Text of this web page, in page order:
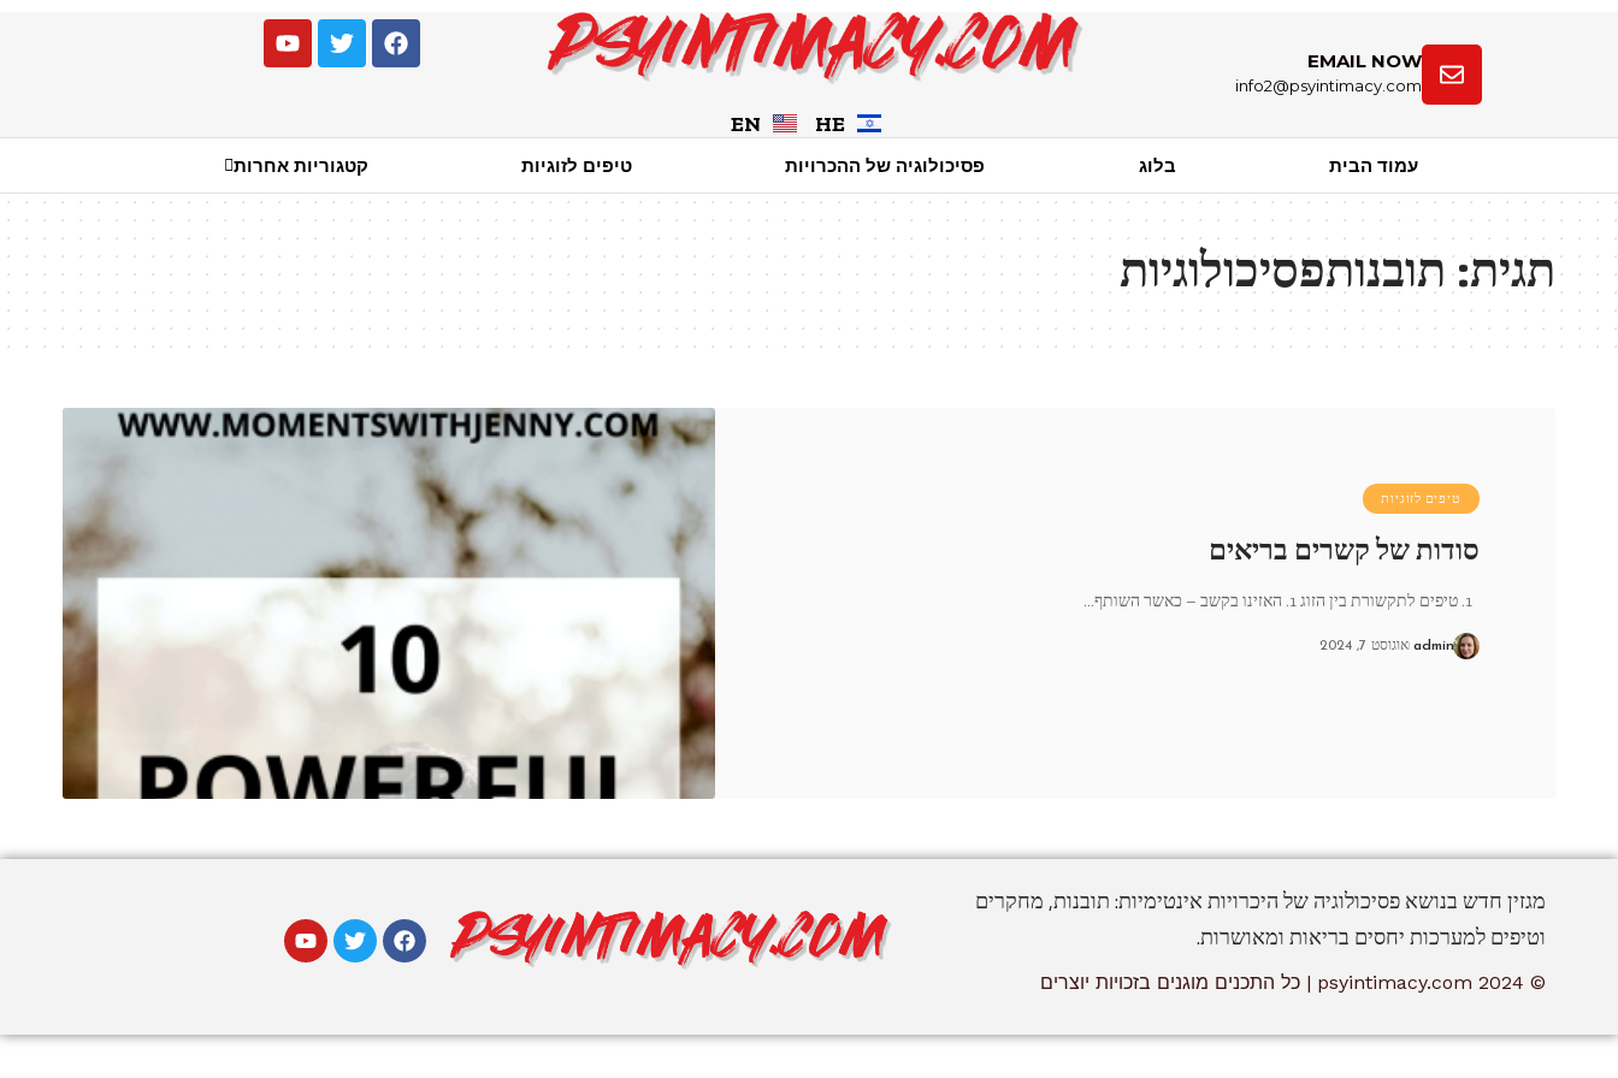
EMAIL NOW
info2@psyintimacy.com
HE
EN
עמוד הבית בלוג פסיכולוגיה של ההכרויות טיפים לזוגיות קטגוריות אחרות
תגית:תובנותפסיכולוגיות
טיפים לזוגיות
סודות של קשרים בריאים
1. טיפים לתקשורת בין הזוג 1. האזינו בקשב – כאשר השותף …
admin אוגוסט 7, 2024
מגזין חדש בנושא פסיכולוגיה של היכרויות אינטימיות: תובנות, מחקרים
וטיפים למערכות יחסים בריאות ומאושרות.
© 2024 psyintimacy.com | כל התכנים מוגנים בזכויות יוצרים